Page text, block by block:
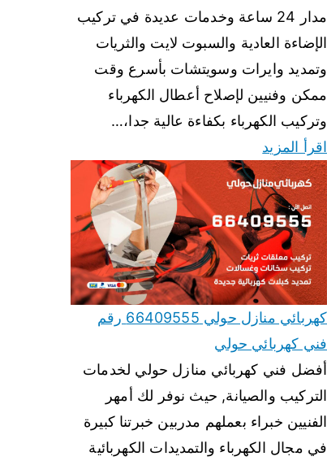
مدار 24 ساعة وخدمات عديدة في تركيب
الإضاءة العادية والسبوت لايت والثريات
وتمديد وايرات وسويتشات بأسرع وقت
ممكن وفنيين لإصلاح أعطال الكهرباء
وتركيب الكهرباء بكفاءة عالية جدا،…
اقرأ المزيد
كهربائي منازل حولي 66409555 رقم
فني كهربائي حولي
أفضل فني كهربائي منازل حولي لخدمات
التركيب والصيانة, حيث نوفر لك أمهر
الفنيين خبراء بعملهم مدربين خبرتنا كبيرة
في مجال الكهرباء والتمديدات الكهربائية